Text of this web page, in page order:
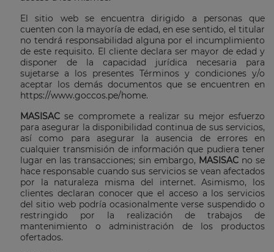
El sitio web se encuentra dirigido a personas que
cuenten con la mayoría de edad, en ese sentido, el titular
no tendrá responsabilidad alguna por el incumplimiento
de este requisito. El cliente declara ser mayor de edad y
disponer de la capacidad jurídica necesaria para
sujetarse a los presentes Términos y condiciones y/o
aceptar los demás documentos que se encuentren en
https://www.goccos.pe/home.
MASISAC se compromete a realizar su mejor esfuerzo
para asegurar la disponibilidad continua de sus servicios,
así como para asegurar la ausencia de errores en
cualquier transmisión de información que pudiera tener
lugar en las transacciones; sin embargo, MASISACno se
hace responsable cuando sus servicios se vean afectados
por la naturaleza misma del internet. Asimismo, los
clientes declaran conocer que el acceso a los servicios
del sitio web podría ocasionalmente verse suspendido o
restringido por la realización de trabajos de
mantenimiento o administración de los productos
ofertados.